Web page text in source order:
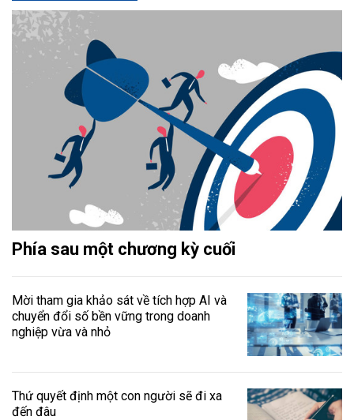
Phía sau một chương kỳ cuối
Mời tham gia khảo sát về tích hợp AI và
chuyển đổi số bền vững trong doanh
nghiệp vừa và nhỏ
Thứ quyết định một con người sẽ đi xa
đến đâu